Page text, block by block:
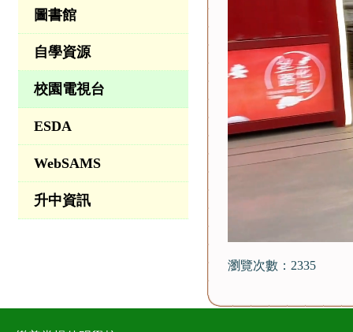
圖書館
自學資源
校園電視台
ESDA
WebSAMS
升中資訊
瀏覽次數：2335